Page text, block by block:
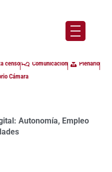
censo Comunicación
Plenario
Cámara
Autonomía, Empleo